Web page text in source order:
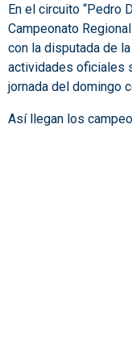
En el circuito “Pedro
Campeonato
con la disputada de
actividades oficiales
jornada del domingo
Así llegan los